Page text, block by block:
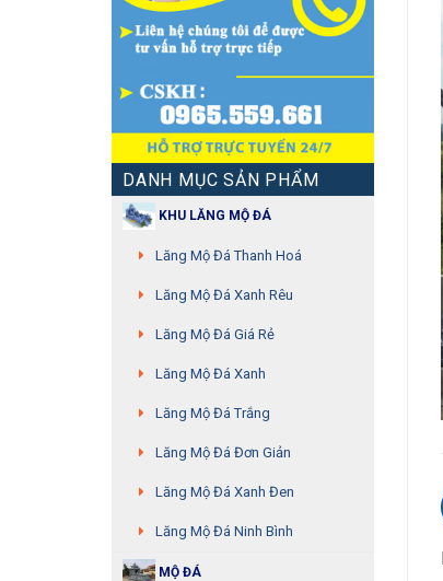
DANH MỤC SẢN PHẨM
KHU LĂNG MỘ ĐÁ
Lăng Mộ Đá Thanh Hoá
Lăng Mộ Đá Xanh Rêu
Lăng Mộ Đá Giá Rẻ
Lăng Mộ Đá Xanh
Lăng Mộ Đá Trắng
Lăng Mộ Đá Đơn Giản
Lăng Mộ Đá Xanh Đen
Lăng Mộ Đá Ninh Bình
MỘ ĐÁ